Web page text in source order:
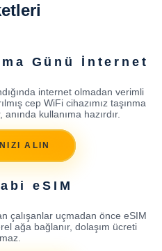
Günü İnternet
internet olmadan verimli
cep WiFi cihazımız taşınma
kullanıma hazırdır.
ALIN
eSIM
çalışanlar uçmadan önce eSIM
ağa bağlanır, dolaşım ücreti